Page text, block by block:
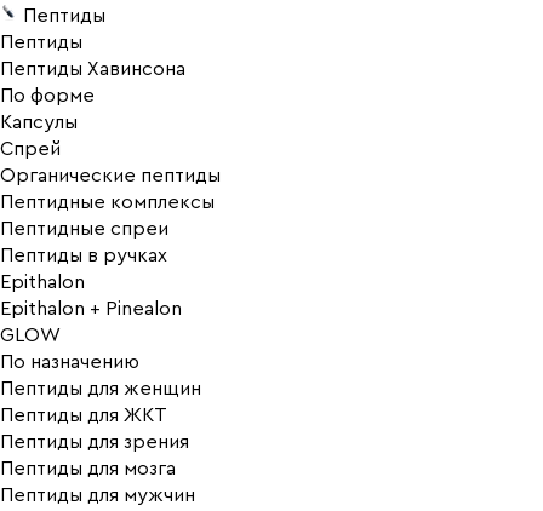
Пептиды
Пептиды
Пептиды Хавинсона
По форме
Капсулы
Спрей
Органические пептиды
Пептидные комплексы
Пептидные спреи
Пептиды в ручках
Epithalon
Epithalon + Pinealon
GLOW
По назначению
Пептиды для женщин
Пептиды для ЖКТ
Пептиды для зрения
Пептиды для мозга
Пептиды для мужчин